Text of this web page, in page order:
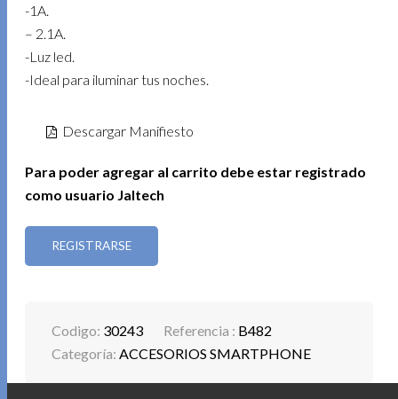
-1A.
– 2.1A.
-Luz led.
-Ideal para iluminar tus noches.
Descargar Manifiesto
Para poder agregar al carrito debe estar registrado
como usuario Jaltech
REGISTRARSE
Codigo: 30243 Referencia : B482
Categoría:ACCESORIOS SMARTPHONE